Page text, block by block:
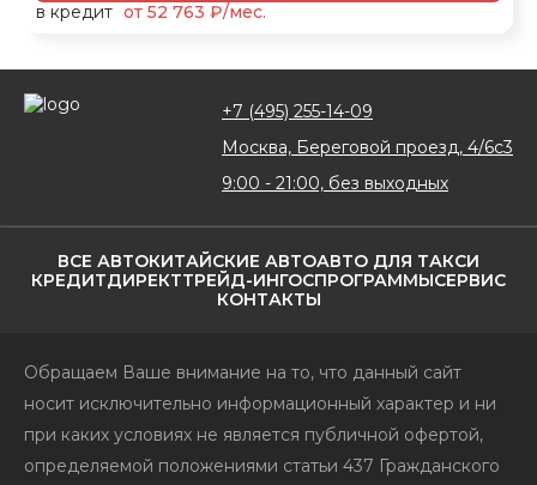
в кредит от 52 763 ₽/мес.
ВСЕ АВТОКИТАЙСКИЕ АВТОАВТО ДЛЯ ТАКСИ
КРЕДИТДИРЕКТТРЕЙД-ИНГОСПРОГРАММЫСЕРВИС
КОНТАКТЫ
+7 (495) 255-14-09
Москва, Береговой проезд, 4/6с3
9:00 - 21:00, без выходных
Обращаем Ваше внимание на то, что данный сайт
носит исключительно информационный характер и ни
при каких условиях не является публичной офертой,
определяемой положениями статьи 437 Гражданского